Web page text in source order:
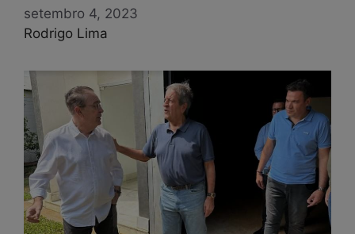
setembro 4, 2023
Rodrigo Lima